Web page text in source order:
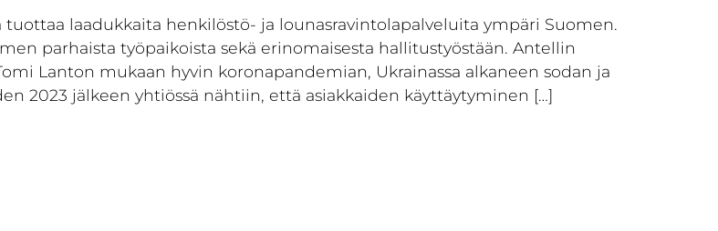
laadukkaita henkilöstö- ja lounasravintolapalveluita ympäri Suomen.
parhaista työpaikoista sekä erinomaisesta hallitustyöstään. Antellin
Lanton mukaan hyvin koronapandemian, Ukrainassa alkaneen sodan ja
2023 jälkeen yhtiössä nähtiin, että asiakkaiden käyttäytyminen […]